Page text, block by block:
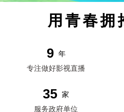
用青春拥
9 年
专注做好影视直播
35 家
服务政府单位